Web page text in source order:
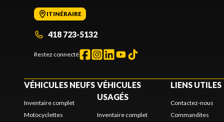
ITINÉRAIRE
418 723-5132
Restez connecté
VÉHICULES NEUFS
Inventaire complet
Motocyclettes
VÉHICULES
USAGÉS
Inventaire complet
LIENS UTILES
Contactez-nous
Commandites